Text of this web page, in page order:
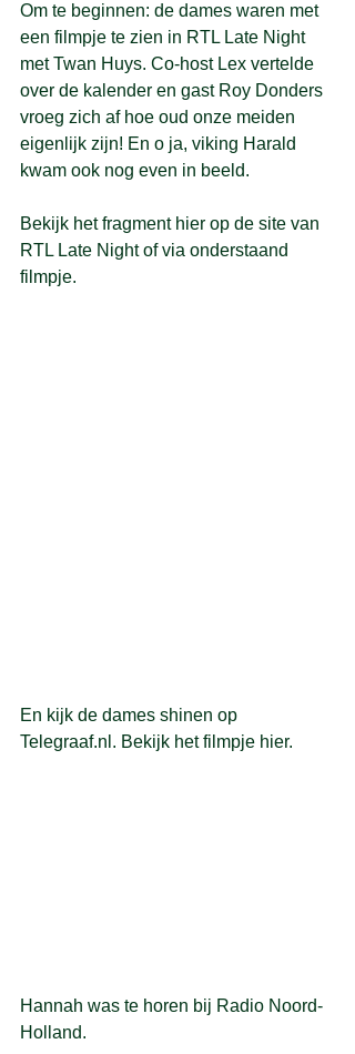
Om te beginnen: de dames waren met
een filmpje te zien in RTL Late Night
met Twan Huys. Co-host Lex vertelde
over de kalender en gast Roy Donders
vroeg zich af hoe oud onze meiden
eigenlijk zijn! En o ja, viking Harald
kwam ook nog even in beeld.
Bekijk het fragment hier op de site van
RTL Late Night of via onderstaand
filmpje.
En kijk de dames shinen op
Telegraaf.nl. Bekijk het filmpje hier.
Hannah was te horen bij Radio Noord-
Holland.